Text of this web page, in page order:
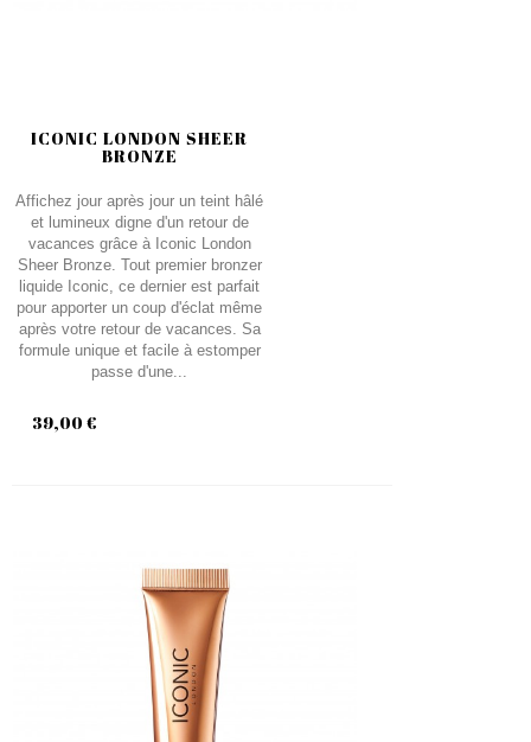
ICONIC LONDON SHEER
BRONZE
Affichez jour après jour un teint hâlé
et lumineux digne d'un retour de
vacances grâce à Iconic London
Sheer Bronze. Tout premier bronzer
liquide Iconic, ce dernier est parfait
pour apporter un coup d'éclat même
après votre retour de vacances. Sa
formule unique et facile à estomper
passe d'une...
39,00 €